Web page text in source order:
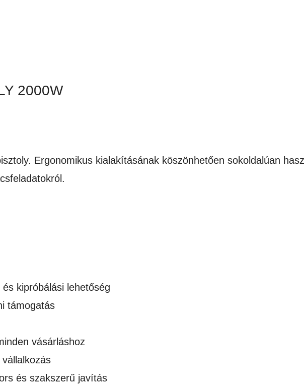
2000W
Ergonomikus kialakításának köszönhetően sokoldalúan
kipróbálási lehetőség
támogatás
vásárláshoz
és szakszerű javítás